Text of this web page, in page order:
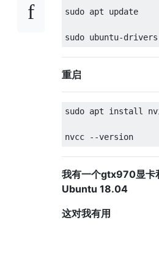
sudo apt update
重启
sudo apt install
我有一个gtx970显卡
Ubuntu 18.04
这对我有用